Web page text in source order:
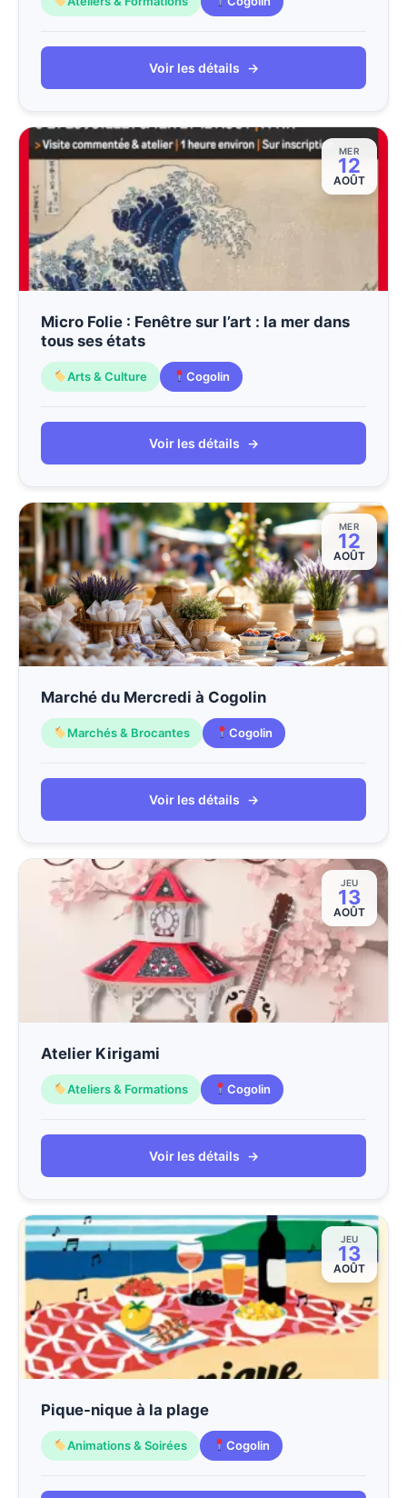
Voir les détails →
MER
12
AOÛT
Micro Folie : Fenêtre sur l’art : la mer dans
tous ses états
Arts & Culture Cogolin
Voir les détails →
MER
12
AOÛT
Marché du Mercredi à Cogolin
Marchés & Brocantes Cogolin
Voir les détails →
JEU
13
AOÛT
Atelier Kirigami
Ateliers & Formations Cogolin
Voir les détails →
JEU
13
AOÛT
Pique-nique à la plage
Animations & Soirées Cogolin